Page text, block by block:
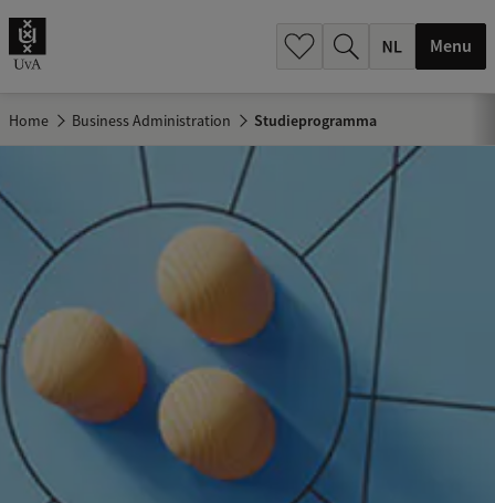
Menu
Home Business Administration Studieprogramma